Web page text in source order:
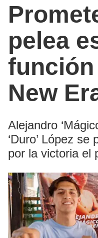
pelea
función
New
Alejandro
‘Duro’ López
por la victoria el